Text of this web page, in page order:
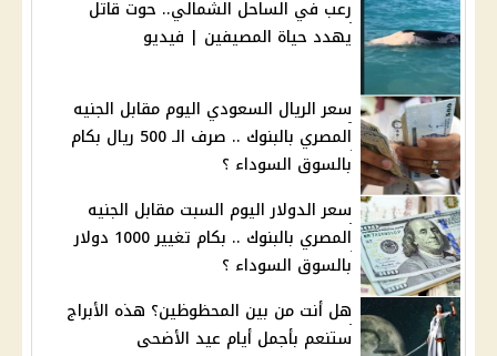
رعب في الساحل الشمالي.. حوت قاتل
يهدد حياة المصيفين | فيديو
سعر الريال السعودي اليوم مقابل الجنيه
المصري بالبنوك .. صرف الـ 500 ريال بكام
بالسوق السوداء ؟
سعر الدولار اليوم السبت مقابل الجنيه
المصري بالبنوك .. بكام تغيير 1000 دولار
بالسوق السوداء ؟
هل أنت من بين المحظوظين؟ هذه الأبراج
ستنعم بأجمل أيام عيد الأضحى